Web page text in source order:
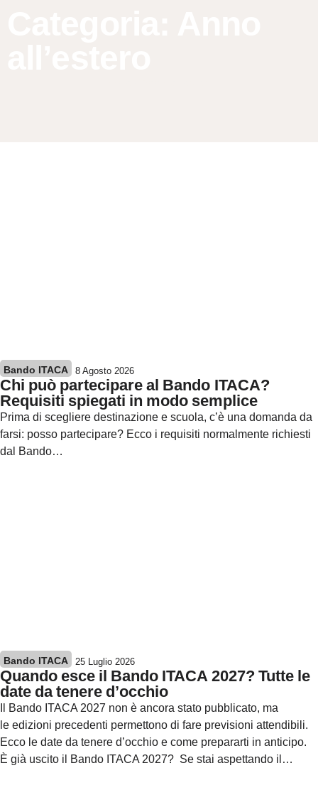
Bando ITACA 8 Agosto 2026
Chi può partecipare al Bando ITACA?
Requisiti spiegati in modo semplice
Prima di scegliere destinazione e scuola, c’è una domanda da
farsi: posso partecipare? Ecco i requisiti normalmente richiesti
dal Bando…
Bando ITACA 25 Luglio 2026
Quando esce il Bando ITACA 2027? Tutte le
date da tenere d’occhio
Il Bando ITACA 2027 non è ancora stato pubblicato, ma
le edizioni precedenti permettono di fare previsioni attendibili.
Ecco le date da tenere d’occhio e come prepararti in anticipo.
È già uscito il Bando ITACA 2027? Se stai aspettando il…